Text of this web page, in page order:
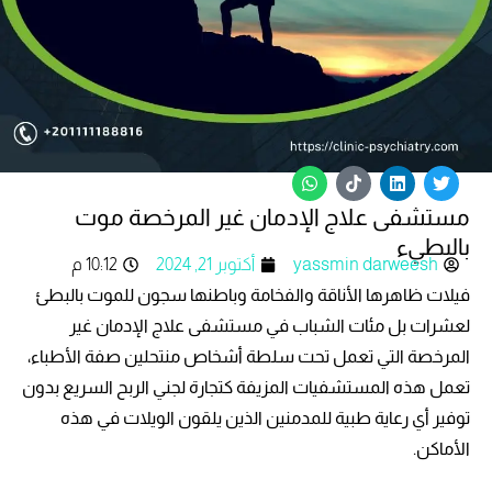
T
w
i
t
e
r
L
i
n
e
d
i
n
T
i
k
k
W
h
a
t
a
p
مستشفى علاج الإدمان غير المرخصة موت
بالبطيء
yassmin darweesh أكتوبر 21, 2024
10:12 م
فيلات ظاهرها الأناقة والفخامة وباطنها سجون للموت بالبطئ
لعشرات بل مئات الشباب في مستشفى علاج الإدمان غير
المرخصة التي تعمل تحت سلطة أشخاص منتحلين صفة الأطباء،
تعمل هذه المستشفيات المزيفة كتجارة لجني الربح السريع بدون
توفير أي رعاية طبية للمدمنين الذين يلقون الويلات في هذه
الأماكن.